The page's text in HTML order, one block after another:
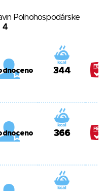
Poľnohospodárske
4
344
366